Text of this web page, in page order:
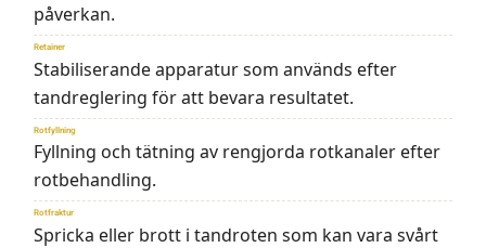
påverkan.
Retainer
Stabiliserande apparatur som används efter
tandreglering för att bevara resultatet.
Rotfyllning
Fyllning och tätning av rengjorda rotkanaler efter
rotbehandling.
Rotfraktur
Spricka eller brott i tandroten som kan vara svårt